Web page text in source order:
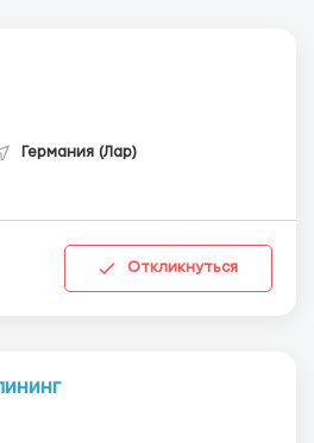
Германия (Лар)
Откликнуться